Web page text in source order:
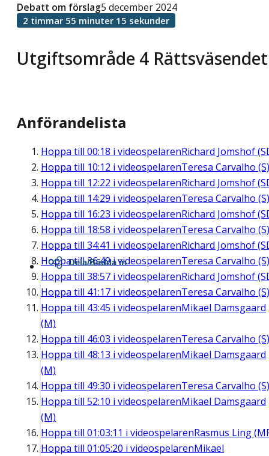
Utgiftsområde 4 Rättsväsendet
Debatt om förslag5 december 2024
2 timmar 55 minuter 15 sekunder
Anförandelista
Hoppa till 00:18 i videospelarenRichard Jomshof
Hoppa till 10:12 i videospelarenTeresa Carvalho (S)
Hoppa till 12:22 i videospelarenRichard Jomshof
Hoppa till 14:29 i videospelarenTeresa Carvalho (S)
Hoppa till 16:23 i videospelarenRichard Jomshof
Hoppa till 18:58 i videospelarenTeresa Carvalho (S)
Hoppa till 34:41 i videospelarenRichard Jomshof
Hoppa till36:49i videospelarenTeresa Carvalho (S)
Hoppa till 38:57 i videospelarenRichard Jomshof
Hoppa till 41:17 i videospelarenTeresa Carvalho (S)
Hoppa till 43:45 i videospelarenMikael Damsgaard
(M)
Hoppa till 46:03 i videospelarenTeresa Carvalho (S)
Hoppa till 48:13 i videospelarenMikael Damsgaard
(M)
Hoppa till 49:30 i videospelarenTeresa Carvalho (S)
Hoppa till 52:10 i videospelarenMikael Damsgaard
(M)
Hoppa till 01:03:11 i videospelarenRasmus Ling
Hoppa till 01:05:20 i videospelarenMikael
Dela/Bädda in